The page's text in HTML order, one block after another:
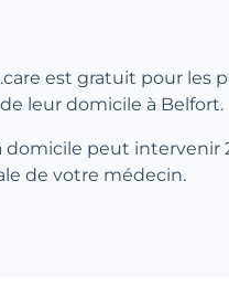
est gratuit pour les
leur domicile à Belfort.
domicile peut intervenir
de votre médecin.